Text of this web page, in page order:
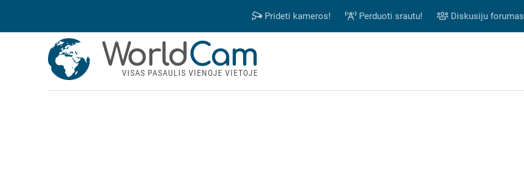
Prideti kameros! Perduoti srautu! Diskusiju forumas
WorldCam
VISAS PASAULIS VIENOJE VIETOJE